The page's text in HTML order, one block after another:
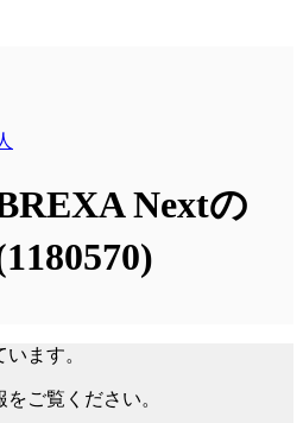
Nextの
ます。
ご覧ください。